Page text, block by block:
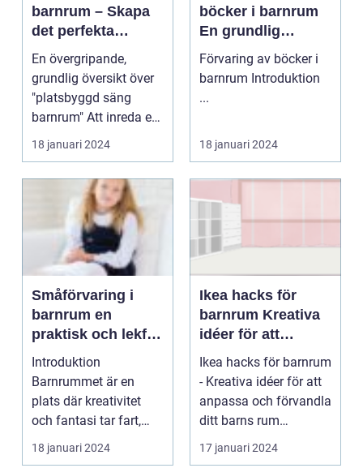
barnrum – Skapa
det perfekta
utrymmet för ditt
barn
En övergripande,
grundlig översikt över
"platsbyggd säng
barnrum" Att inreda ett
barnrum är en vikt...
18 januari 2024
böcker i barnrum
En grundlig
översikt
Förvaring av böcker i
barnrum Introduktion
...
18 januari 2024
Småförvaring i
barnrum en
praktisk och lekfull
lösning för
organiserat lek
och lärande
Introduktion
Barnrummet är en
plats där kreativitet
och fantasi tar fart,
och för att hålla
ordning ...
18 januari 2024
Ikea hacks för
barnrum Kreativa
idéer för att
anpassa och
förvandla ditt
barns rum
Ikea hacks för barnrum
- Kreativa idéer för att
anpassa och förvandla
ditt barns rum
Introduktion: ...
17 januari 2024